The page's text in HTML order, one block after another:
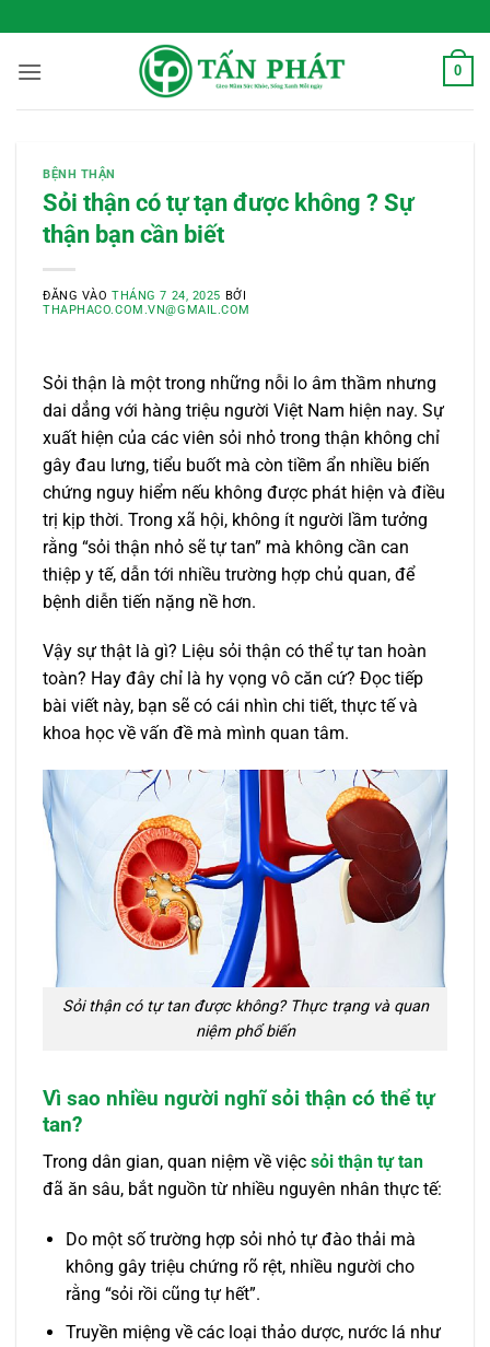
qua
nội
0
BỆNH THẬN
Sỏi thận có tự tạn được không ? Sự
thận bạn cần biết
ĐĂNG VÀOTHÁNG 7 24, 2025 BỞI
THAPHACO.COM.VN@GMAIL.COM
Sỏi thận là một trong những nỗi lo âm thầm nhưng
dai dẳng với hàng triệu người Việt Nam hiện nay. Sự
xuất hiện của các viên sỏi nhỏ trong thận không chỉ
gây đau lưng, tiểu buốt mà còn tiềm ẩn nhiều biến
chứng nguy hiểm nếu không được phát hiện và điều
trị kịp thời. Trong xã hội, không ít người lầm tưởng
rằng “sỏi thận nhỏ sẽ tự tan” mà không cần can
thiệp y tế, dẫn tới nhiều trường hợp chủ quan, để
bệnh diễn tiến nặng nề hơn.
Vậy sự thật là gì? Liệu sỏi thận có thể tự tan hoàn
toàn? Hay đây chỉ là hy vọng vô căn cứ? Đọc tiếp
bài viết này, bạn sẽ có cái nhìn chi tiết, thực tế và
khoa học về vấn đề mà mình quan tâm.
Sỏi thận có tự tan được không? Thực trạng và quan
niệm phổ biến
Vì sao nhiều người nghĩ sỏi thận có thể tự
tan?
Trong dân gian, quan niệm về việc sỏi thận tự tan
đã ăn sâu, bắt nguồn từ nhiều nguyên nhân thực tế:
Do một số trường hợp sỏi nhỏ tự đào thải mà
không gây triệu chứng rõ rệt, nhiều người cho
rằng “sỏi rồi cũng tự hết”.
Truyền miệng về các loại thảo dược, nước lá như